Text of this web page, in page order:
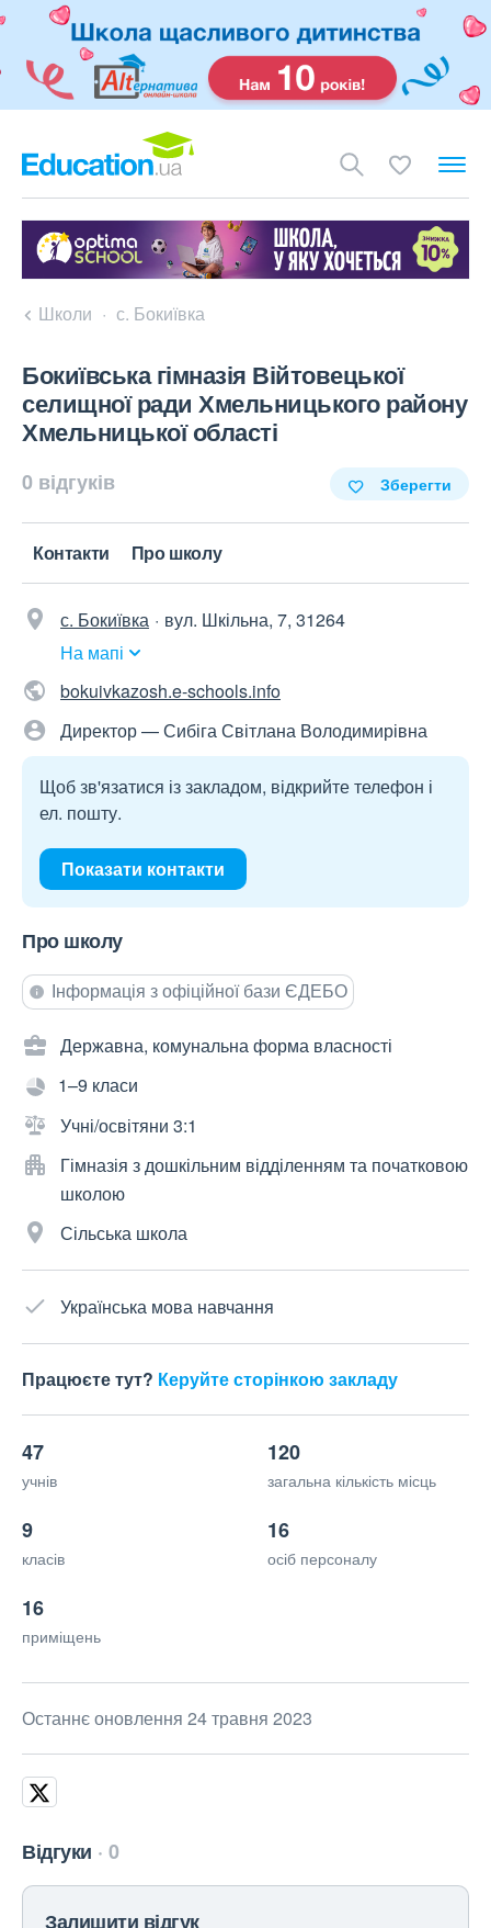
Школи с. Бокиївка
Бокиївська гімназія Війтовецької
селищної ради Хмельницького району
Хмельницької області
0 відгуків Зберегти
Контакти Про школу
с. Бокиївка
вул. Шкільна, 7, 31264
На мапі
bokuivkazosh.e-schools.info
Директор — Сибіга Світлана Володимирівна
Щоб зв'язатися із закладом, відкрийте телефон і
ел. пошту.
Показати контакти
Про школу
Інформація з офіційної бази ЄДЕБО
Державна, комунальна форма власності
1–9 класи
Учні/освітяни 3:1
Гімназія з дошкільним відділенням та початковою
школою
Сільська школа
Українська мова навчання
Працюєте тут? Керуйте сторінкою закладу
47
учнів
120
загальна кількість місць
9
класів
16
осіб персоналу
16
приміщень
Останнє оновлення 24 травня 2023
Відгуки 0
Залишити відгук